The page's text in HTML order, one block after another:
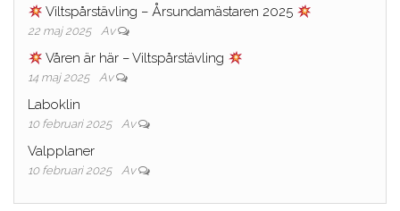
Viltspårstävling – Årsundamästaren 2025
22 maj 2025 Av
Våren är här – Viltspårstävling
14 maj 2025 Av
Laboklin
10 februari 2025 Av
Valpplaner
10 februari 2025 Av